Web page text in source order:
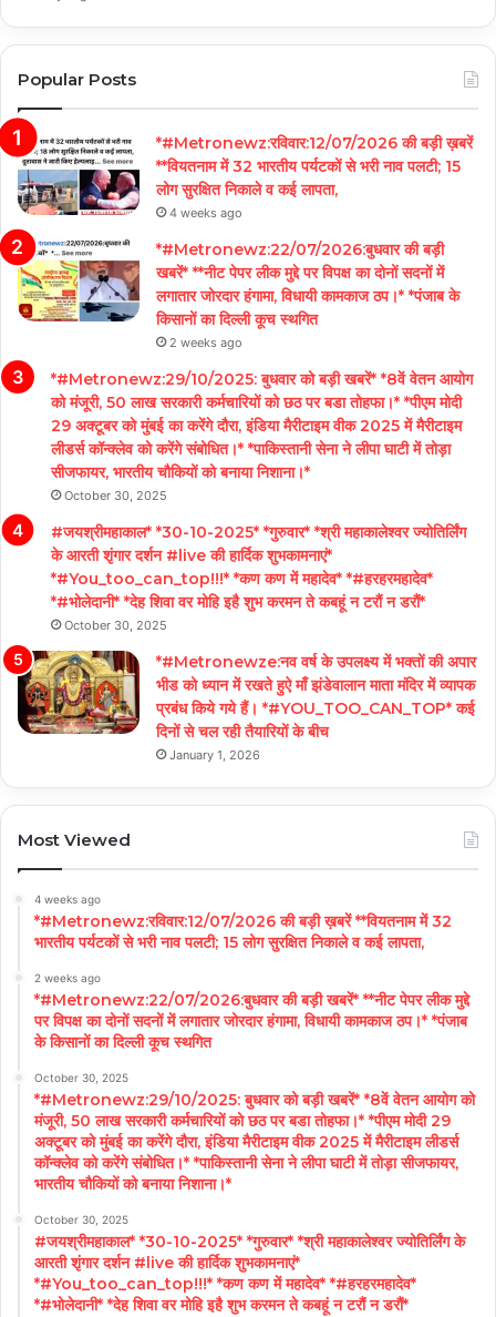
Popular Posts
*#Metronewz:रविवार:12/07/2026 की बड़ी ख़बरें
**वियतनाम में 32 भारतीय पर्यटकों से भरी नाव पलटी; 15
लोग सुरक्षित निकाले व कई लापता,
4 weeks ago
*#Metronewz:22/07/2026:बुधवार की बड़ी
खबरें* **नीट पेपर लीक मुद्दे पर विपक्ष का दोनों सदनों में
लगातार जोरदार हंगामा, विधायी कामकाज ठप।* *पंजाब के
किसानों का दिल्ली कूच स्थगित
2 weeks ago
*#Metronewz:29/10/2025: बुधवार को बड़ी खबरें* *8वें वेतन आयोग
को मंजूरी, 50 लाख सरकारी कर्मचारियों को छठ पर बडा तोहफा।* *पीएम मोदी
29 अक्टूबर को मुंबई का करेंगे दौरा, इंडिया मैरीटाइम वीक 2025 में मैरीटाइम
लीडर्स कॉन्क्लेव को करेंगे संबोधित।* *पाकिस्तानी सेना ने लीपा घाटी में तोड़ा
सीजफायर, भारतीय चौकियों को बनाया निशाना।*
October 30, 2025
#जयश्रीमहाकाल* *30-10-2025* *गुरुवार* *श्री महाकालेश्वर ज्योतिर्लिंग
के आरती शृंगार दर्शन #live की हार्दिक शुभकामनाएं*
*#You_too_can_top!!!* *कण कण में महादेव* *#हरहरमहादेव*
*#भोलेदानी* *देह शिवा वर मोहि इहै शुभ करमन ते कबहूं न टरौं न डरौं*
October 30, 2025
*#Metronewze:नव वर्ष के उपलक्ष्य में भक्तों की अपार
भीड को ध्यान में रखते हुऐ माँ झंडेवालान माता मंदिर में व्यापक
प्रबंध किये गये हैं। *#YOU_TOO_CAN_TOP* कई
दिनों से चल रही तैयारियों के बीच
January 1, 2026
Most Viewed
4 weeks ago
*#Metronewz:रविवार:12/07/2026 की बड़ी ख़बरें **वियतनाम में 32
भारतीय पर्यटकों से भरी नाव पलटी; 15 लोग सुरक्षित निकाले व कई लापता,
2 weeks ago
*#Metronewz:22/07/2026:बुधवार की बड़ी खबरें* **नीट पेपर लीक मुद्दे
पर विपक्ष का दोनों सदनों में लगातार जोरदार हंगामा, विधायी कामकाज ठप।* *पंजाब
के किसानों का दिल्ली कूच स्थगित
October 30, 2025
*#Metronewz:29/10/2025: बुधवार को बड़ी खबरें* *8वें वेतन आयोग को
मंजूरी, 50 लाख सरकारी कर्मचारियों को छठ पर बडा तोहफा।* *पीएम मोदी 29
अक्टूबर को मुंबई का करेंगे दौरा, इंडिया मैरीटाइम वीक 2025 में मैरीटाइम लीडर्स
कॉन्क्लेव को करेंगे संबोधित।* *पाकिस्तानी सेना ने लीपा घाटी में तोड़ा सीजफायर,
भारतीय चौकियों को बनाया निशाना।*
October 30, 2025
#जयश्रीमहाकाल* *30-10-2025* *गुरुवार* *श्री महाकालेश्वर ज्योतिर्लिंग के
आरती शृंगार दर्शन #live की हार्दिक शुभकामनाएं*
*#You_too_can_top!!!* *कण कण में महादेव* *#हरहरमहादेव*
*#भोलेदानी* *देह शिवा वर मोहि इहै शुभ करमन ते कबहूं न टरौं न डरौं*